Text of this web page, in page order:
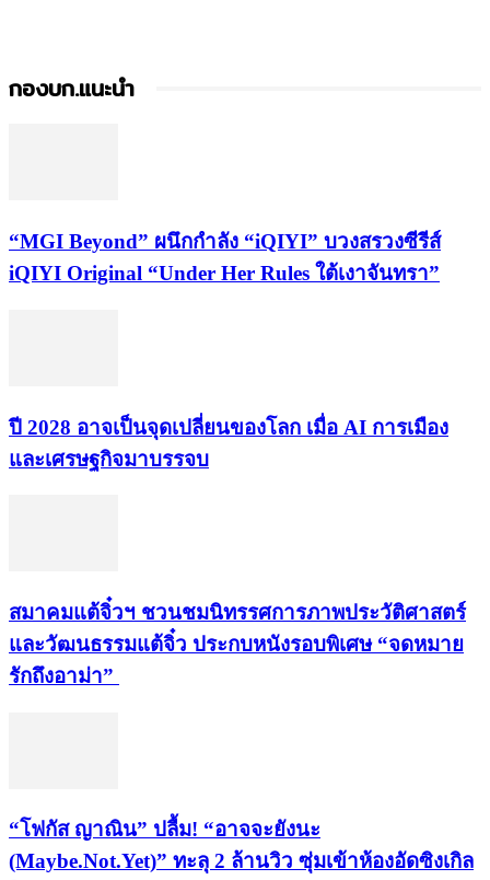
กองบก.แนะนำ
“MGI Beyond” ผนึกกำลัง “iQIYI” บวงสรวงซีรีส์
iQIYI Original “Under Her Rules ใต้เงาจันทรา”
ปี 2028 อาจเป็นจุดเปลี่ยนของโลก เมื่อ AI การเมือง
และเศรษฐกิจมาบรรจบ
สมาคมแต้จิ๋วฯ ชวนชมนิทรรศการภาพประวัติศาสตร์
และวัฒนธรรมแต้จิ๋ว ประกบหนังรอบพิเศษ “จดหมาย
รักถึงอาม่า”
“โฟกัส ญาณิน” ปลื้ม! “อาจจะยังนะ
(Maybe.Not.Yet)” ทะลุ 2 ล้านวิว ซุ่มเข้าห้องอัดซิงเกิล